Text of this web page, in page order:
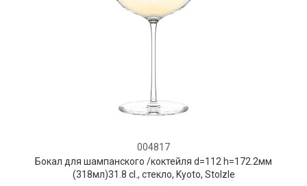
004817
Бокал для шампанского /коктейля d=112 h=172.2мм
(318мл)31.8 cl., стекло, Kyoto, Stolzle